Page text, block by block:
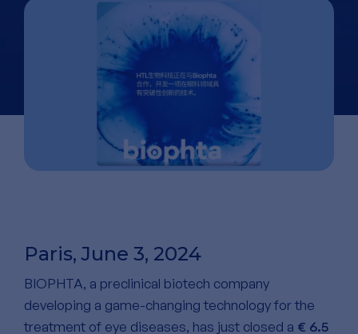
Paris, June 3, 2024
BIOPHTA, a preclinical biotech company
developing a game-changing technology for the
treatment of eye diseases, has just closed a € 6.5